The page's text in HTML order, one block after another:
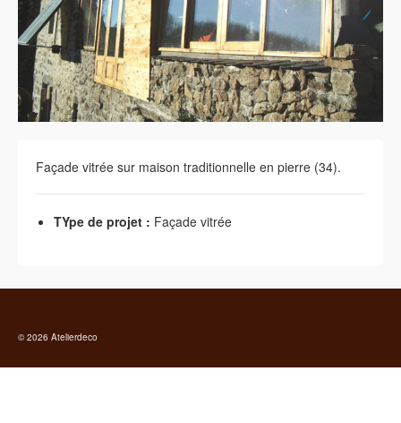
Façade vitrée sur maison traditionnelle en pierre (34).
TYpe de projet : Façade vitrée
© 2026 Atelierdeco